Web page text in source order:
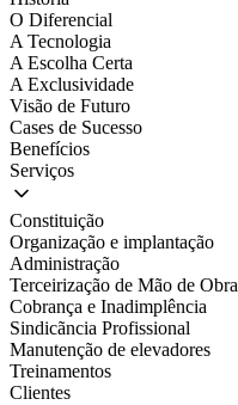
O Diferencial
A Tecnologia
A Escolha Certa
A Exclusividade
Visão de Futuro
Cases de Sucesso
Benefícios
Serviços
Constituição
Organização e implantação
Administração
Terceirização de Mão de Obra
Cobrança e Inadimplência
Sindicãncia Profissional
Manutenção de elevadores
Treinamentos
Clientes